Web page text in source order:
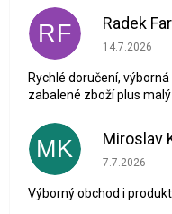
RF Radek
Hodnocení
14.7.2026
Rychlé doručení,
zabalené zboží plus malý
MK Miroslav
Hodnocení
7.7.2026
Výborný obchod i